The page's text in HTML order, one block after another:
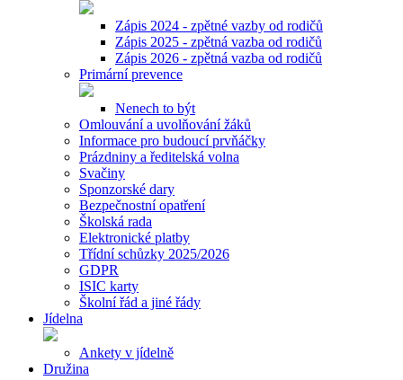
Zápis 2024 - zpětné vazby od rodičů
Zápis 2025 - zpětná vazba od rodičů
Zápis 2026 - zpětná vazba od rodičů
Primární prevence
Nenech to být
Omlouvání a uvolňování žáků
Informace pro budoucí prvňáčky
Prázdniny a ředitelská volna
Svačiny
Sponzorské dary
Bezpečnostní opatření
Školská rada
Elektronické platby
Třídní schůzky 2025/2026
GDPR
ISIC karty
Školní řád a jiné řády
Jídelna
Ankety v jídelně
Družina